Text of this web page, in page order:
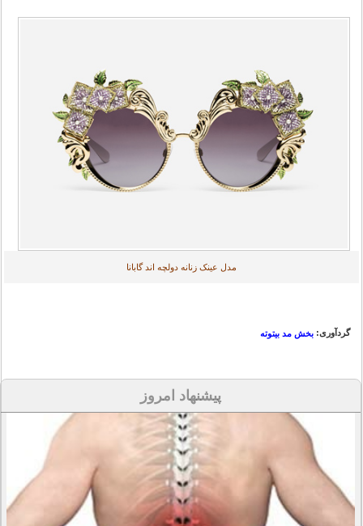
مدل عینک زنانه دولچه اند گابانا
گردآوری: بخش مد بیتوته
پیشنهاد امروز